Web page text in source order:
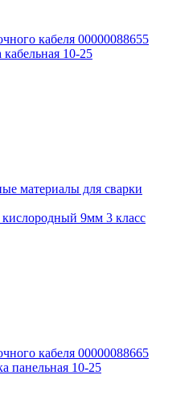
10-25
9мм 3 класс
панельная 10-25